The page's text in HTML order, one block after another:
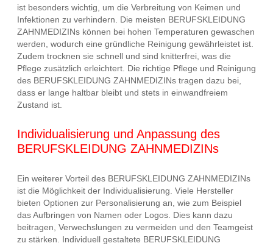
ist besonders wichtig, um die Verbreitung von Keimen und
Infektionen zu verhindern. Die meisten BERUFSKLEIDUNG
ZAHNMEDIZINs können bei hohen Temperaturen gewaschen
werden, wodurch eine gründliche Reinigung gewährleistet ist.
Zudem trocknen sie schnell und sind knitterfrei, was die
Pflege zusätzlich erleichtert. Die richtige Pflege und Reinigung
des BERUFSKLEIDUNG ZAHNMEDIZINs tragen dazu bei,
dass er lange haltbar bleibt und stets in einwandfreiem
Zustand ist.
Individualisierung und Anpassung des
BERUFSKLEIDUNG ZAHNMEDIZINs
Ein weiterer Vorteil des BERUFSKLEIDUNG ZAHNMEDIZINs
ist die Möglichkeit der Individualisierung. Viele Hersteller
bieten Optionen zur Personalisierung an, wie zum Beispiel
das Aufbringen von Namen oder Logos. Dies kann dazu
beitragen, Verwechslungen zu vermeiden und den Teamgeist
zu stärken. Individuell gestaltete BERUFSKLEIDUNG